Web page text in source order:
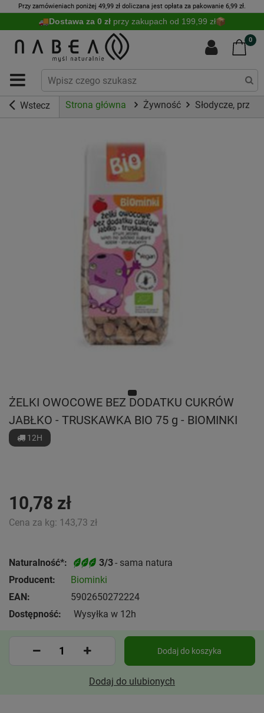
Przy zamówieniach poniżej 49,99 zł doliczana jest opłata za pakowanie 6,99 zł.
Dostawa za 0 zł przy zakupach od 199,99 zł
0
Wstecz Strona główna Żywność Słodycze,
ŻELKI OWOCOWE BEZ DODATKU CUKRÓW
JABŁKO - TRUSKAWKA BIO 75 g - BIOMINKI
12H
Dostępność: Wysyłka w 12h
10,78 zł
Cena za kg: 143,73 zł
Dodaj do koszyka
Dodaj do ulubionych
Naturalność*: 3/3- sama natura
Producent:
Biominki
EAN:
5902650272224